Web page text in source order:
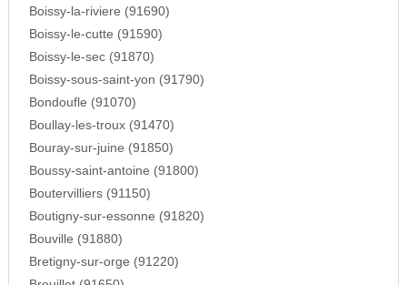
Boissy-la-riviere (91690)
Boissy-le-cutte (91590)
Boissy-le-sec (91870)
Boissy-sous-saint-yon (91790)
Bondoufle (91070)
Boullay-les-troux (91470)
Bouray-sur-juine (91850)
Boussy-saint-antoine (91800)
Boutervilliers (91150)
Boutigny-sur-essonne (91820)
Bouville (91880)
Bretigny-sur-orge (91220)